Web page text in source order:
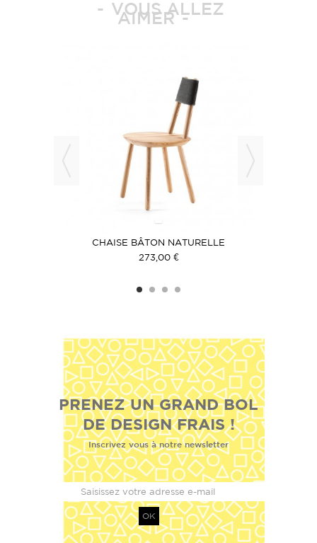
VOUS ALLEZ
AIMER
CHAISE BÂTON NATURELLE
273,00 €
PRENEZ UN GRAND BOL
DE DESIGN FRAIS !
Inscrivez vous à notre newsletter
OK